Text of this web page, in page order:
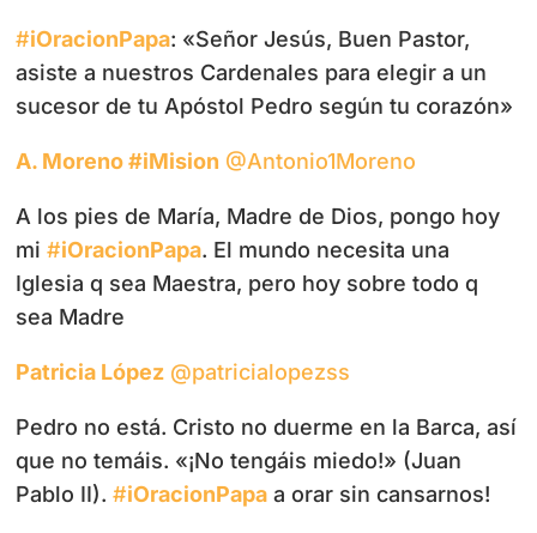
#iOracionPapa: «Señor Jesús, Buen Pastor,
asiste a nuestros Cardenales para elegir a un
sucesor de tu Apóstol Pedro según tu corazón»
A. Moreno #iMision ‏@Antonio1Moreno
A los pies de María, Madre de Dios, pongo hoy
mi#iOracionPapa. El mundo necesita una
Iglesia q sea Maestra, pero hoy sobre todo q
sea Madre
Patricia López ‏@patricialopezss
Pedro no está. Cristo no duerme en la Barca, así
que no temáis. «¡No tengáis miedo!» (Juan
Pablo II).#iOracionPapa a orar sin cansarnos!